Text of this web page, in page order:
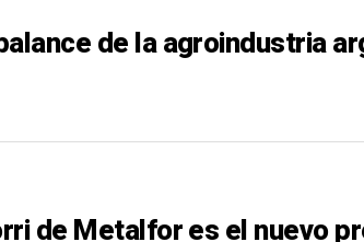
de la agroindustria
de Metalfor es el nuevo